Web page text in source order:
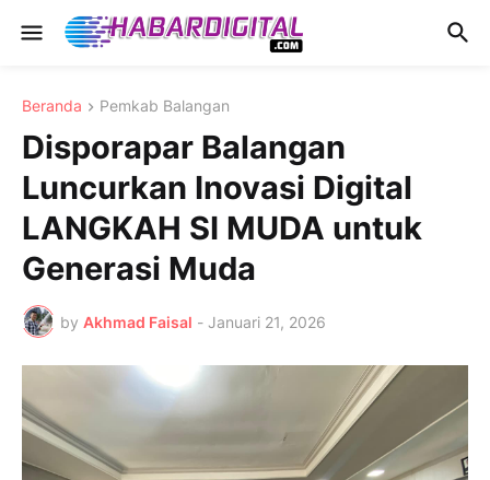
Beranda Pemkab Balangan
Disporapar Balangan
Luncurkan Inovasi Digital
LANGKAH SI MUDA untuk
Generasi Muda
by Akhmad Faisal - Januari 21, 2026